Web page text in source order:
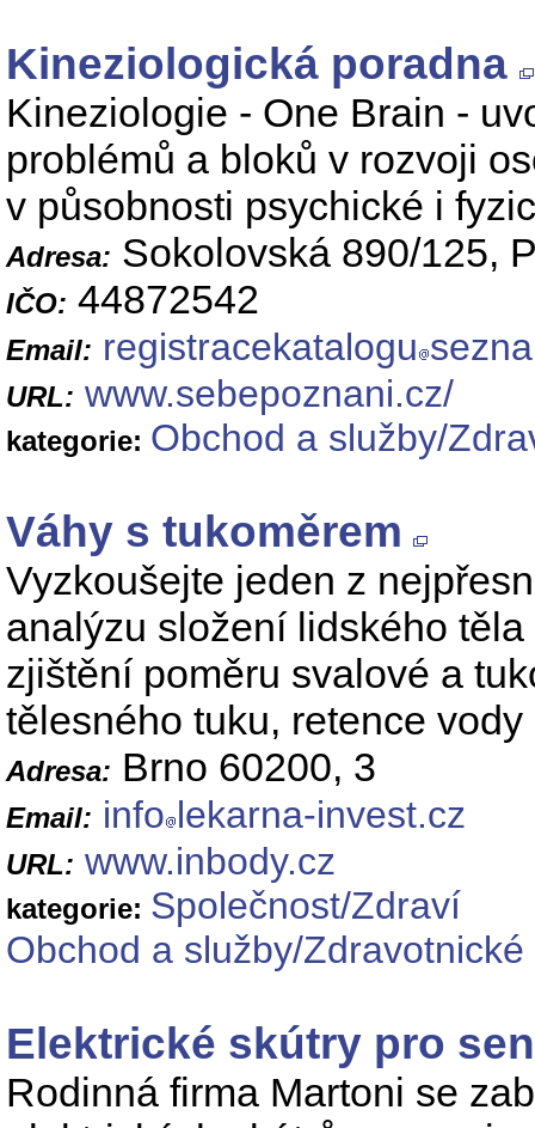
Kineziologická poradna
Kineziologie - One Brain -
problémů a bloků v rozvoji
v působnosti psychické i
Adresa: Sokolovská 890/125,
IČO: 44872542
Email: registracekatalogu
URL: www.sebepoznani.cz/
kategorie: Obchod a služby/
Váhy s tukoměrem
Vyzkoušejte jeden z
analýzu složení lidského
zjištění poměru svalové a
tělesného tuku, retence
Adresa: Brno 60200, 3
Email: info lekarna-invest.cz
URL: www.inbody.cz
kategorie: Společnost/Zdraví
Obchod a služby/
Elektrické skútry pro
Rodinná firma Martoni se